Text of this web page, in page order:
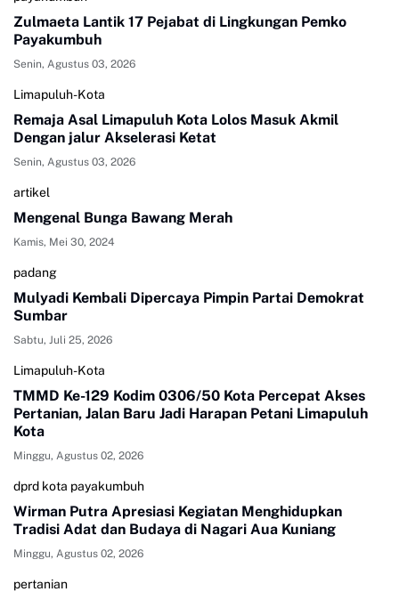
Zulmaeta Lantik 17 Pejabat di Lingkungan Pemko
Payakumbuh
Senin, Agustus 03, 2026
Limapuluh-Kota
Remaja Asal Limapuluh Kota Lolos Masuk Akmil
Dengan jalur Akselerasi Ketat
Senin, Agustus 03, 2026
artikel
Mengenal Bunga Bawang Merah
Kamis, Mei 30, 2024
padang
Mulyadi Kembali Dipercaya Pimpin Partai Demokrat
Sumbar
Sabtu, Juli 25, 2026
Limapuluh-Kota
TMMD Ke-129 Kodim 0306/50 Kota Percepat Akses
Pertanian, Jalan Baru Jadi Harapan Petani Limapuluh
Kota
Minggu, Agustus 02, 2026
dprd kota payakumbuh
Wirman Putra Apresiasi Kegiatan Menghidupkan
Tradisi Adat dan Budaya di Nagari Aua Kuniang
Minggu, Agustus 02, 2026
pertanian